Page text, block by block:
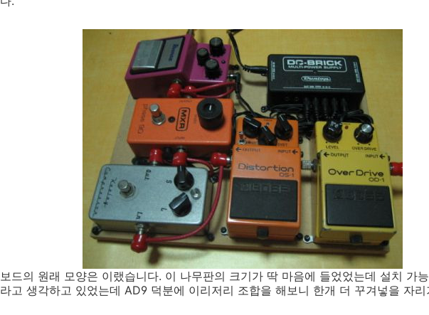
드의 원래 모양은 이랬습니다. 이 나무판의 크기가 딱 마음에 들었었는데 설치 가
고 생각하고 있었는데 AD9 덕분에 이리저리 조합을 해보니 한개 더 꾸겨넣을 자